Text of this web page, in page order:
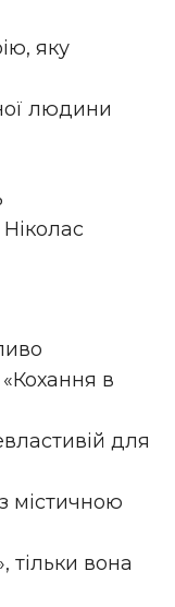
яку
людини
в
для
містичною
тільки вона